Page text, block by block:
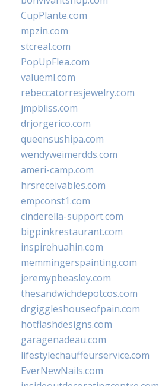
CupPlante.com
mpzin.com
stcreal.com
PopUpFlea.com
valueml.com
rebeccatorresjewelry.com
jmpbliss.com
drjorgerico.com
queensushipa.com
wendyweimerdds.com
ameri-camp.com
hrsreceivables.com
empconst1.com
cinderella-support.com
bigpinkrestaurant.com
inspirehuahin.com
memmingerspainting.com
jeremypbeasley.com
thesandwichdepotcos.com
drgiggleshouseofpain.com
hotflashdesigns.com
garagenadeau.com
lifestylechauffeurservice.com
EverNewNails.com